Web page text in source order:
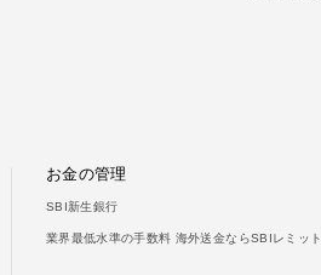
お金の管理
SBI新生銀行
業界最低水準の手数料 海外送金ならSBIレミット